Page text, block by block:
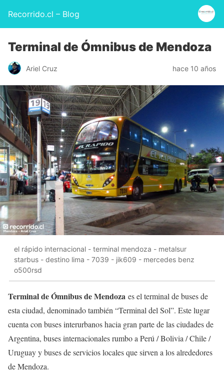
Recorrido.cl – Blog
Terminal de Ómnibus de Mendoza
Ariel Cruz hace 10 años
el rápido internacional - terminal mendoza - metalsur
starbus - destino lima - 7039 - jik609 - mercedes benz
o500rsd
Terminal de Ómnibus de Mendoza es el terminal de buses de
esta ciudad, denominado también “Terminal del Sol”. Este lugar
cuenta con buses interurbanos hacia gran parte de las ciudades de
Argentina, buses internacionales rumbo a Perú / Bolivia / Chile /
Uruguay y buses de servicios locales que sirven a los alrededores
de Mendoza.